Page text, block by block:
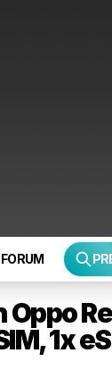
FORUM
Oppo
1x